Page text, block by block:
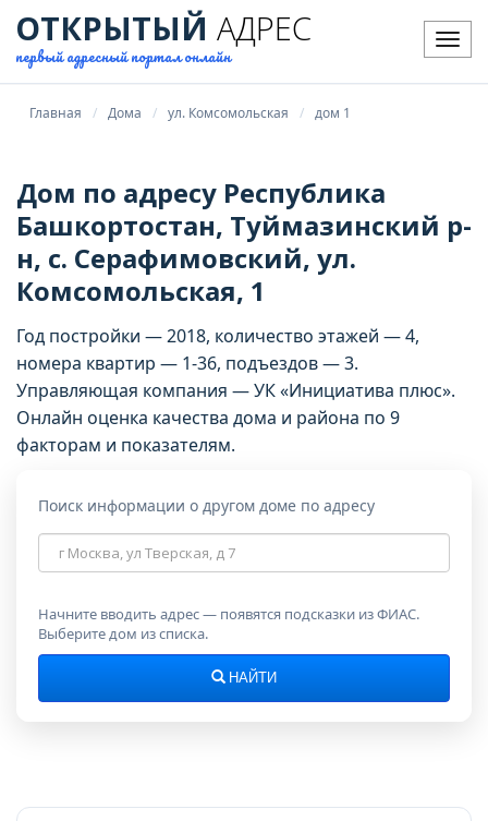
ОТКРЫТЫЙ АДРЕС
первый адресный портал онлайн
Главная Дома ул. Комсомольская дом 1
Дом по адресу Республика
Башкортостан, Туймазинский р-
н, с. Серафимовский, ул.
Комсомольская, 1
Год постройки — 2018, количество этажей — 4,
номера квартир — 1-36, подъездов — 3.
Управляющая компания — УК «Инициатива плюс».
Онлайн оценка качества дома и района по 9
факторам и показателям.
Поиск информации о другом доме по адресу
Адрес
дома
Начните вводить адрес — появятся подсказки из ФИАС.
Выберите дом из списка.
НАЙТИ